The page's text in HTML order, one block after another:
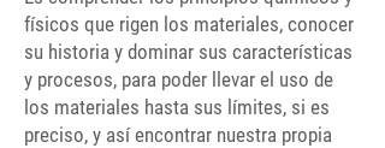
físicos que rigen los materiales, conocer
su historia y dominar sus características
y procesos, para poder llevar el uso de
los materiales hasta sus límites, si es
preciso, y así encontrar nuestra propia